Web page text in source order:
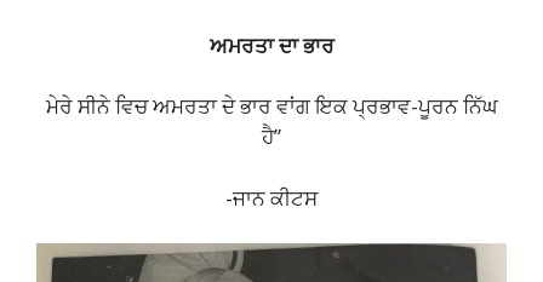
ਅਮਰਤਾ ਦਾ ਭਾਰ
ਮੇਰੇ ਸੀਨੇ ਵਿਚ ਅਮਰਤਾ ਦੇ ਭਾਰ ਵਾਂਗ ਇਕ ਪ੍ਰਭਾਵ-ਪੂਰਨ ਨਿੱਘ
ਹੈ”
-ਜਾਨ ਕੀਟਸ